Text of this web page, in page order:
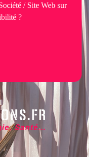
/ Site Web sur
?